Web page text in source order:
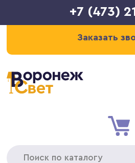
+7 (473)
Заказать